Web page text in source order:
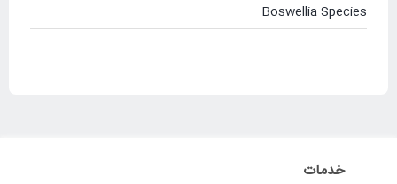
Boswellia Species
خدمات